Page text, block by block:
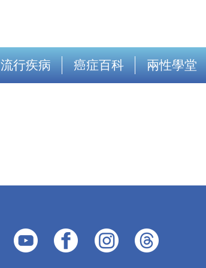
流行疾病 癌症百科 兩性學堂